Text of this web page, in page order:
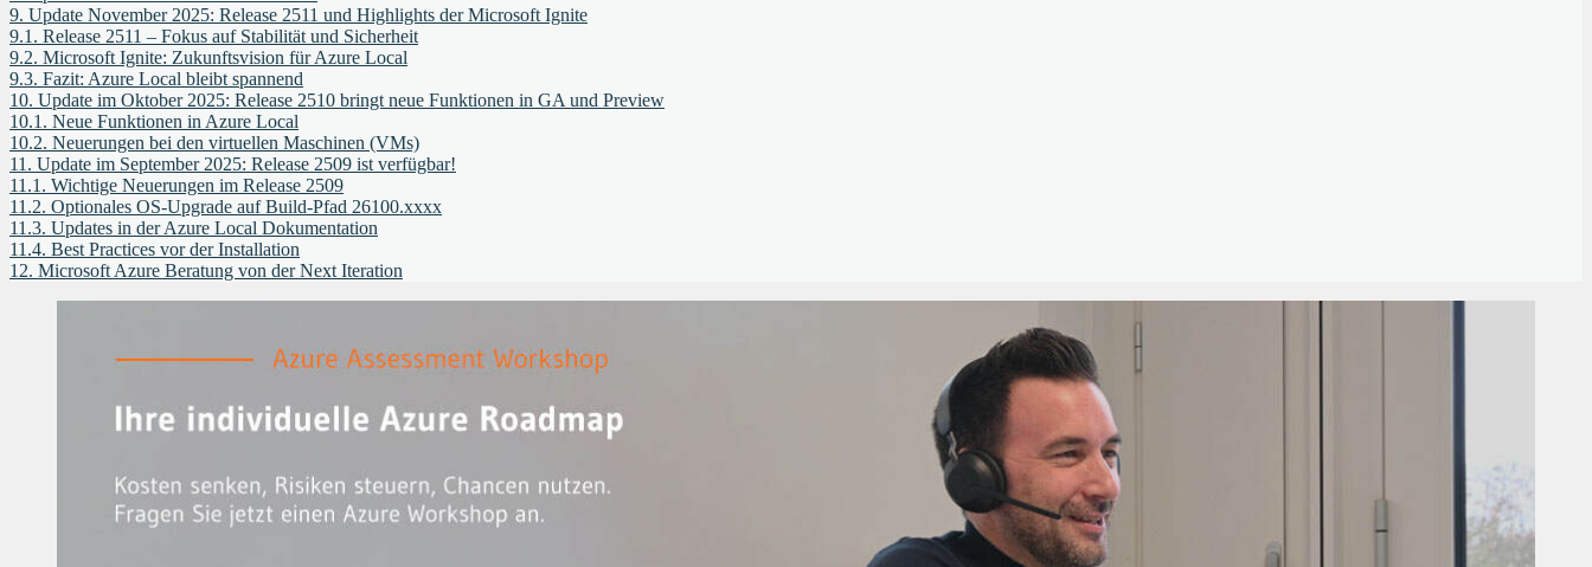
9. Update November 2025: Release 2511 und Highlights der Microsoft Ignite
9.1. Release 2511 – Fokus auf Stabilität und Sicherheit
9.2. Microsoft Ignite: Zukunftsvision für Azure Local
9.3. Fazit: Azure Local bleibt spannend
10. Update im Oktober 2025: Release 2510 bringt neue Funktionen in GA und Preview
10.1. Neue Funktionen in Azure Local
10.2. Neuerungen bei den virtuellen Maschinen (VMs)
11. Update im September 2025: Release 2509 ist verfügbar!
11.1. Wichtige Neuerungen im Release 2509
11.2. Optionales OS-Upgrade auf Build-Pfad 26100.xxxx
11.3. Updates in der Azure Local Dokumentation
11.4. Best Practices vor der Installation
12. Microsoft Azure Beratung von der Next Iteration